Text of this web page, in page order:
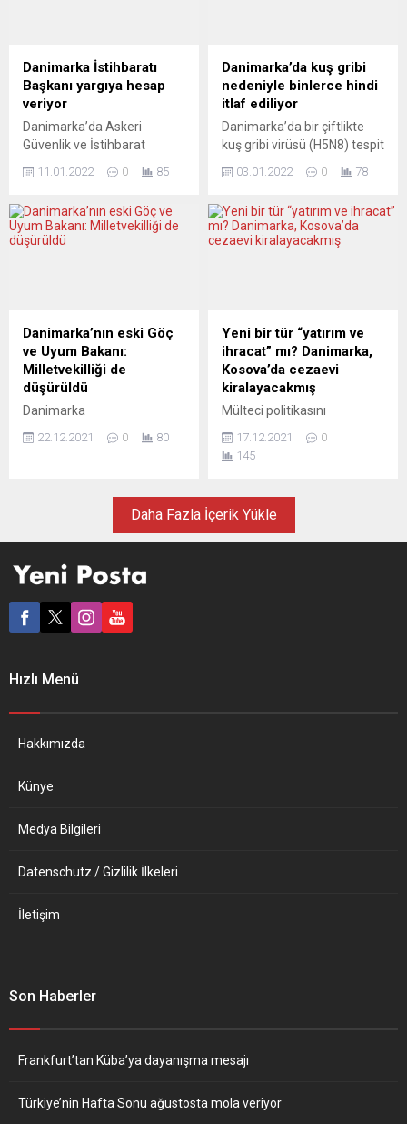
şartsız olumlu görüşe sahip
değil. BERLİNGSKE
(Danimarka) YENİ
TEHDİTLERE YENİ GÜÇLE
YANIT VERMELİ
Özellikle Ukrayna
krizi bakımından planları
Berlingske: “Dış...
basın toplantısında,
“Rusya’nın mantıksız ve
çılgınlık derecesinde
Ukrayna’ya yönelik
tehditlerinden endişe
duyuyoruz” dedi. Kofod,
diğer ülkeler gibi...
Danimarka İstihbaratı
Başkanı yargıya hesap
veriyor
Danimarka’da Askeri
Güvenlik ve İstihbarat
Findsen’in basına gizli bilgi
açıklandı. FE Başkanı
Findsen’in Aralık 2021’den
belirtildi. Danimarka devlet
televizyonu Findsen’in
sızdırdığı gizli bilginin,
2021’de 3 ayrı habere konu
olduğunu duyurdu. Basına
sızdırılan bilgi...
11.01.2022 0 85
Danimarka’da kuş gribi
nedeniyle binlerce hindi
itlaf ediliyor
Danimarka’da bir çiftlikte
kuş gribi virüsü (H5N8) tespit
hindinin itlaf edilmeye
Danimarka Gıda ve Kontrol
İdaresinden yapılan
Açıklamada, çiftlikte birçok
hindinin ölmesinin ardından
alınan örneklerde kuş gribi
virüsü saptandığı...
03.01.2022 0 78
Danimarka’nın eski Göç
ve Uyum Bakanı:
Milletvekilliği de
düşürüldü
Danimarka
Parlamentosunda bağımsız
milletvekili olarak görev
hapis cezası geldi,
milletvekilliği düşürüldü.
Yüce Divan’da 13 Aralık’ta
genç çifti ayırmaktan 60 gün
Stoejberg, parlamentodan
da ihraç edilerek
yapılan oylamada
22.12.2021 0 80
Yeni bir tür “yatırım ve
ihracat” mı? Danimarka,
Kosova’da cezaevi
kiralayacakmış
Mülteci politikasını
sertleştiren Danimarka
hükümeti, Kosova’da
cezaevi kiralamayı planlıyor.
koğuşlara sınırdışı edilmeyi
bekleyenleri göndereceği
belirtiliyor. Danimarka
17.12.2021
0
145
Daha Fazla İçerik Yükle
Hızlı Menü
Hakkımızda
Künye
Medya Bilgileri
Datenschutz / Gizlilik İlkeleri
İletişim
Son Haberler
Frankfurt’tan Küba’ya dayanışma mesajı
Türkiye’nin Hafta Sonu ağustosta mola veriyor